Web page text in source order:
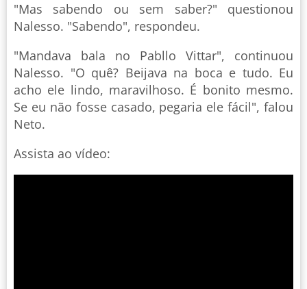
"Mas sabendo ou sem saber?" questionou
Nalesso. "Sabendo", respondeu.
"Mandava bala no Pabllo Vittar", continuou
Nalesso. "O quê? Beijava na boca e tudo. Eu
acho ele lindo, maravilhoso. É bonito mesmo.
Se eu não fosse casado, pegaria ele fácil", falou
Neto.
Assista ao vídeo: